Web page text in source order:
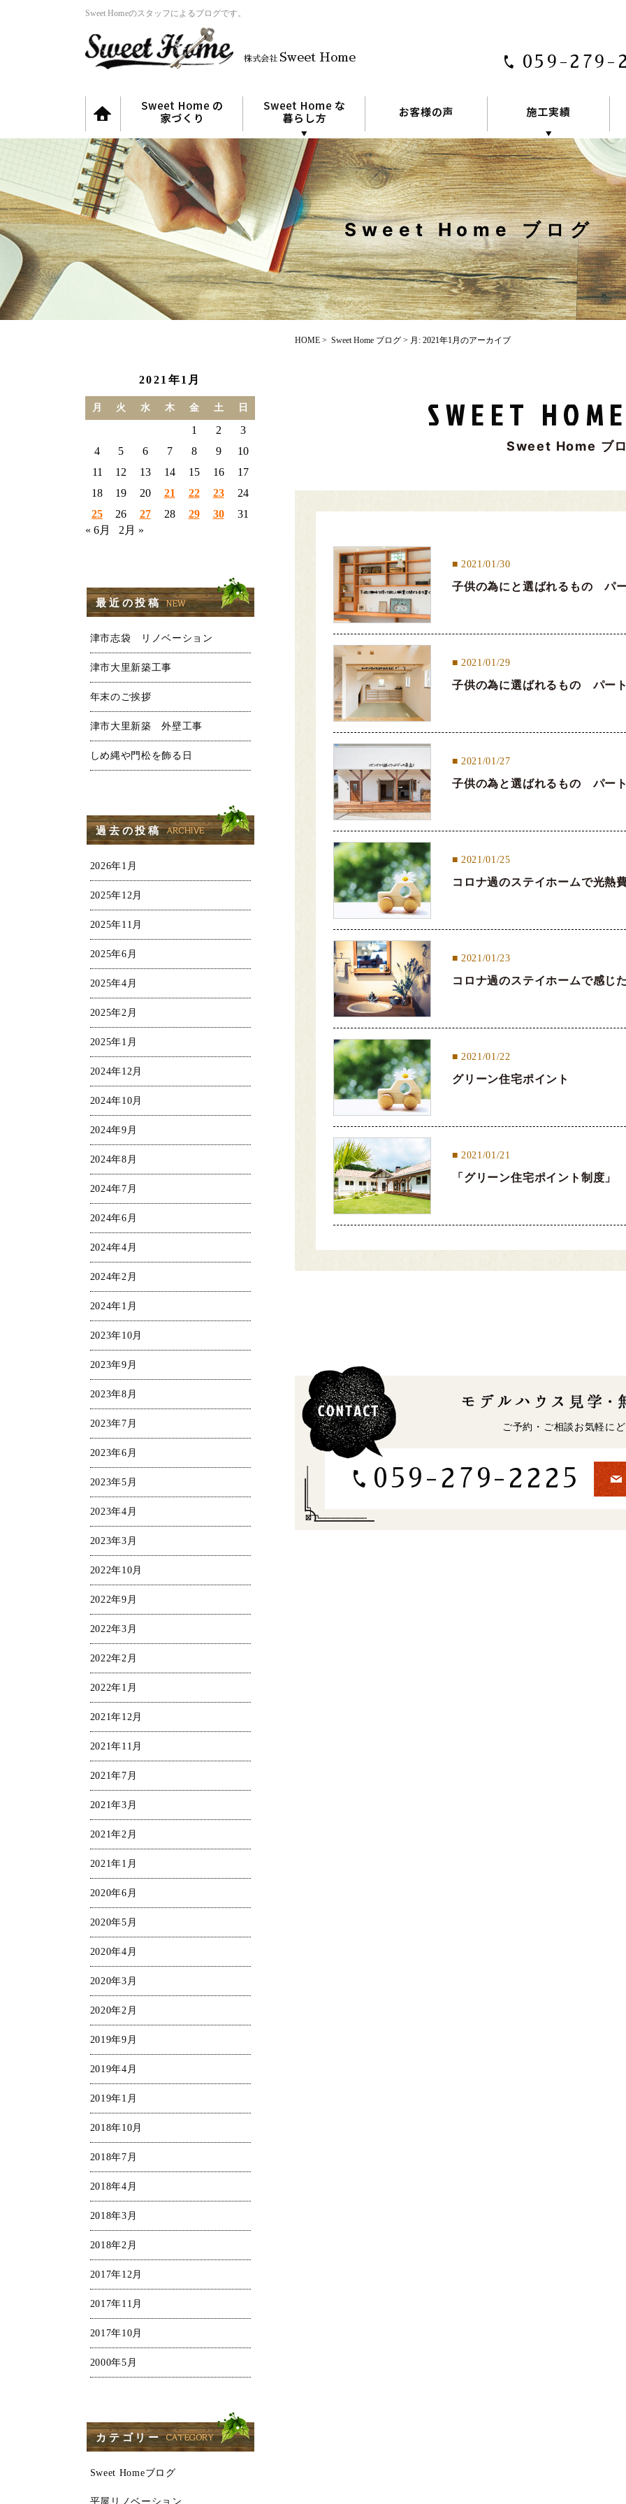
Sweet Homeのスタッフによるブログです。
株式会社 Sweet Home 059-279-
Sweet Home ブログ
HOME > Sweet Home ブログ > 月: 2021年1月 のアーカイブ
2021年1月
月 火 水 木 金 土 日
1 2
3
4
5 6 7 8 9
10
11
12 13 14 15 16
17
18
19 20 21 22 23
24
25
26 27 28 29 30
31
« 6月
2月 »
最近の投稿
津市志袋 リノベーション
津市大里新築工事
年末のご挨拶
津市大里新築 外壁工事
しめ縄や門松を飾る日
過去の投稿
2026年1月
2025年12月
2025年11月
2025年6月
2025年4月
2025年2月
2025年1月
2024年12月
2024年10月
2024年9月
2024年8月
2024年7月
2024年6月
2024年4月
2024年2月
2024年1月
2023年10月
2023年9月
2023年8月
2023年7月
2023年6月
2023年5月
2023年4月
2023年3月
2022年10月
2022年9月
2022年3月
2022年2月
2022年1月
2021年12月
2021年11月
2021年7月
2021年3月
2021年2月
2021年1月
2020年6月
2020年5月
2020年4月
2020年3月
2020年2月
2019年9月
2019年4月
2019年1月
2018年10月
2018年7月
2018年4月
2018年3月
2018年2月
2017年12月
2017年11月
2017年10月
2000年5月
カテゴリー
Sweet Homeブログ
平屋リノベーション
SWEET
Sweet Home ブ
2021/01/30
子供の為にと選ばれるもの パ
2021/01/29
子供の為に選ばれるもの パー
2021/01/27
子供の為と選ばれるもの パー
2021/01/25
コロナ過のステイホームで光熱
2021/01/23
コロナ過のステイホームで感じ
2021/01/22
グリーン住宅ポイント
2021/01/21
「グリーン住宅ポイント制度」⁣
ご予約・ご相談お気軽に
059-279-2225